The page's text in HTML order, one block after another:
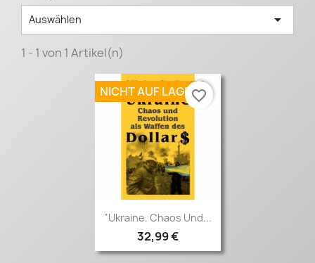
Auswählen 
1 - 1 von 1 Artikel(n)
Vorschau
"Ukraine. Chaos Und...
32,99 €
NICHT AUF LAGERfavorite_border